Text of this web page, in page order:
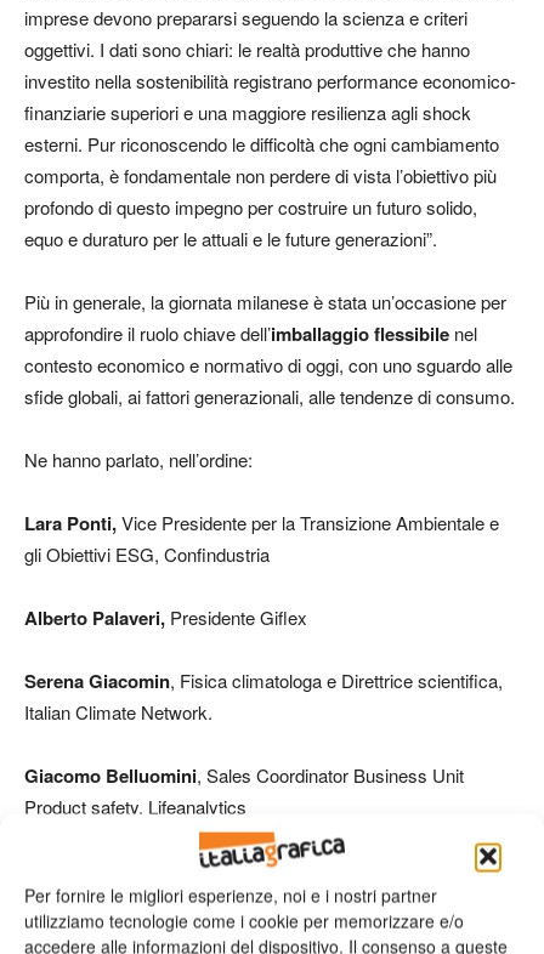
Per fornire le migliori esperienze, noi e i nostri partner
utilizziamo tecnologie come i cookie per memorizzare e/o
accedere alle informazioni del dispositivo. Il consenso a queste
imprese devono prepararsi seguendo la scienza e criteri
oggettivi. I dati sono chiari: le realtà produttive che hanno
investito nella sostenibilità registrano performance economico-
finanziarie superiori e una maggiore resilienza agli shock
esterni. Pur riconoscendo le difficoltà che ogni cambiamento
comporta, è fondamentale non perdere di vista l’obiettivo più
profondo di questo impegno per costruire un futuro solido,
equo e duraturo per le attuali e le future generazioni”.
Più in generale, la giornata milanese è stata un’occasione per
approfondire il ruolo chiave dell’imballaggio flessibile nel
contesto economico e normativo di oggi, con uno sguardo alle
sfide globali, ai fattori generazionali, alle tendenze di consumo.
Ne hanno parlato, nell’ordine:
Lara Ponti,Vice Presidente per la Transizione Ambientale e
gli Obiettivi ESG, Confindustria
Alberto Palaveri, Presidente Giflex
Serena Giacomin, Fisica climatologa e Direttrice scientifica,
Italian Climate Network.
Giacomo Belluomini, Sales Coordinator Business Unit
Product safety, Lifeanalytics
Elisabetta Silvestrini, Business Unit Manager Product Safety,
Lifeanalytics